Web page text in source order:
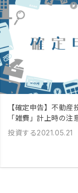
【確定申告】不動産
「雑費」計上時の注
投資する2021.05.21